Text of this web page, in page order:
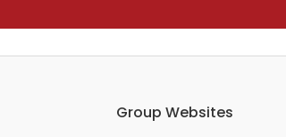
Group Websites